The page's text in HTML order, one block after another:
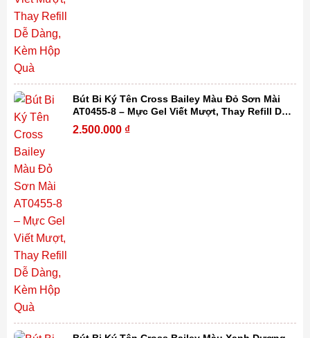
Bút Bi Ký Tên Cross Bailey Màu Đỏ Sơn Mài
AT0455-8 – Mực Gel Viết Mượt, Thay Refill Dễ
Dàng, Kèm Hộp Quà
2.500.000 ₫